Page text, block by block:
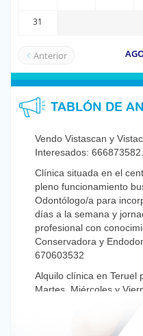
TABLÓN DE
Vendo Vistascan y
Interesados: 666873582.
Clínica situada en el
pleno funcionamiento
Odontólogo/a para
días a la semana y
profesional con
Conservadora y
670603532
Alquilo clínica en Teruel
Martes, Miércoles y